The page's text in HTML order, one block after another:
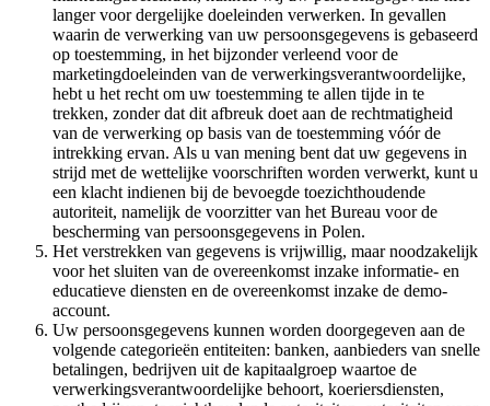
langer voor dergelijke doeleinden verwerken. In gevallen
waarin de verwerking van uw persoonsgegevens is gebaseerd
op toestemming, in het bijzonder verleend voor de
marketingdoeleinden van de verwerkingsverantwoordelijke,
hebt u het recht om uw toestemming te allen tijde in te
trekken, zonder dat dit afbreuk doet aan de rechtmatigheid
van de verwerking op basis van de toestemming vóór de
intrekking ervan. Als u van mening bent dat uw gegevens in
strijd met de wettelijke voorschriften worden verwerkt, kunt u
een klacht indienen bij de bevoegde toezichthoudende
autoriteit, namelijk de voorzitter van het Bureau voor de
bescherming van persoonsgegevens in Polen.
Het verstrekken van gegevens is vrijwillig, maar noodzakelijk
voor het sluiten van de overeenkomst inzake informatie- en
educatieve diensten en de overeenkomst inzake de demo-
account.
Uw persoonsgegevens kunnen worden doorgegeven aan de
volgende categorieën entiteiten: banken, aanbieders van snelle
betalingen, bedrijven uit de kapitaalgroep waartoe de
verwerkingsverantwoordelijke behoort, koeriersdiensten,